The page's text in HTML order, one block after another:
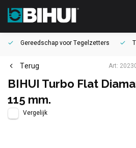
Gereedschap voorTegelzetters
Terug Art:
BIHUI Turbo Flat
115 mm.
Vergelijk